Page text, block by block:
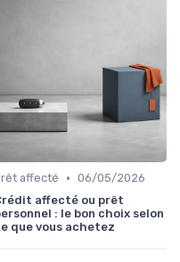
affecté • 06/05/2026
affecté ou prêt
: le bon choix selon
que vous achetez